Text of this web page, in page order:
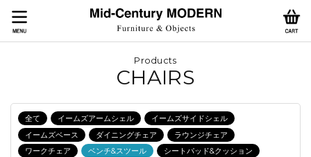
Products
CHAIRS
全て イームズアームシェル
イームズサイドシェル
イームズベース
ダイニングチェア
ラウンジチェア
ワークチェア
ベンチ&スツール
シートパッド&クッション